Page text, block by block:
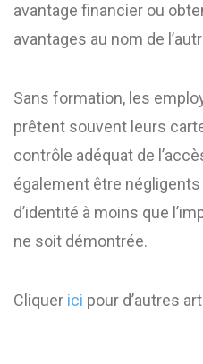
avantage financier ou
avantages au nom de
Sans formation, les
prêtent souvent leurs
contrôle adéquat de
également être
d’identité à moins que
ne soit démontrée.
Cliquer ici pour d’autres